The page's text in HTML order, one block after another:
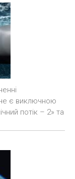
є виключною
потік – 2» та